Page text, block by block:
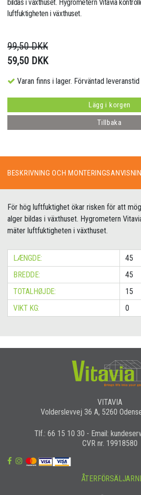
bildas i växthuset. Hygrometern Vitavia
luftfuktigheten i växthuset.
99,50 DKK
59,50 DKK
Varan finns i lager. Förväntad
Lägg i korgen
Tillbaka
BESKRIVNING OCH
För hög luftfuktighet ökar risken för att
alger bildas i växthuset. Hygrometern
mäter luftfuktigheten i växthuset.
LÆNGDE:
45
BREDDE:
45
TOTALHØJDE:
15
VIKT KG:
0
VITAVIA
Volderslevvej 36 A, 5260
Tlf.: 66 15 10 30 - Email:
CVR nr. 19918580